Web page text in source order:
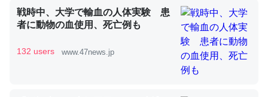
ずキチンを強化してる筈だが、酵素が違うのか？
─ニュース :: 【研究発表】昆虫学の大問題＝「昆虫はなぜ海にいな
戦時中、大学で輸血の人体実験 患
者に動物の血使用、死亡例も
132 users www.47news.jp